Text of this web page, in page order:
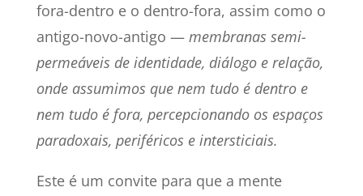
fora-dentro e o dentro-fora, assim como o
antigo-novo-antigo — membranas semi-
permeáveis de identidade, diálogo e relação,
onde assumimos que nem tudo é dentro e
nem tudo é fora, percepcionando os espaços
paradoxais, periféricos e intersticiais.
Este é um convite para que a mente